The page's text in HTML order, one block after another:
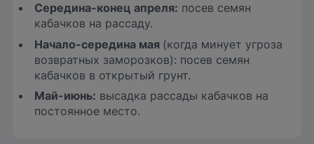
Середина-конец апреля: посев семян
кабачков на рассаду.
Начало-середина мая (когда минует угроза
возвратных заморозков): посев семян
кабачков в открытый грунт.
Май-июнь: высадка рассады кабачков на
постоянное место.